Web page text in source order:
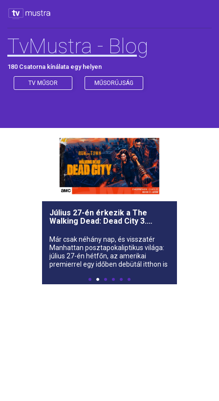
TvMustra - Blog
180 Csatorna kínálata egy helyen
TV MŰSOR MŰSORÚJSÁG
Július 27-én érkezik a The
Walking Dead: Dead City 3.
Már csak néhány nap, és visszatér
Manhattan posztapokaliptikus világa:
július 27-én hétfőn, az amerikai
premierrel egy időben debütál itthon is
City harmadik évada.